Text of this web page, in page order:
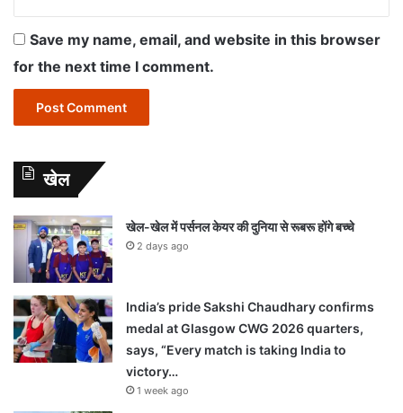
Save my name, email, and website in this browser
for the next time I comment.
खेल
खेल-खेल में पर्सनल केयर की दुनिया से रूबरू होंगे बच्चे
2 days ago
India’s pride Sakshi Chaudhary confirms
medal at Glasgow CWG 2026 quarters,
says, “Every match is taking India to
victory…
1 week ago